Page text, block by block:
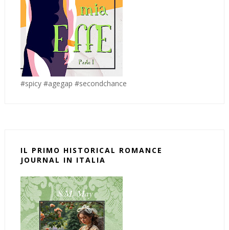
#spicy #agegap #secondchance
IL PRIMO HISTORICAL ROMANCE
JOURNAL IN ITALIA